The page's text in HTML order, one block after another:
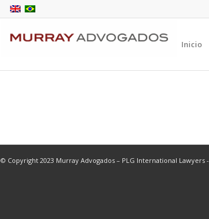
Inicio
© Copyright 2023 Murray Advogados – PLG International Lawyers -